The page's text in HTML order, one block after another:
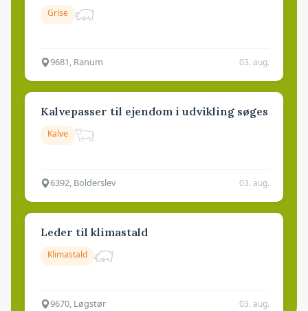
Grise
9681, Ranum 03. aug.
Kalvepasser til ejendom i udvikling søges
Kalve
6392, Bolderslev 03. aug.
Leder til klimastald
Klimastald
9670, Løgstør 03. aug.